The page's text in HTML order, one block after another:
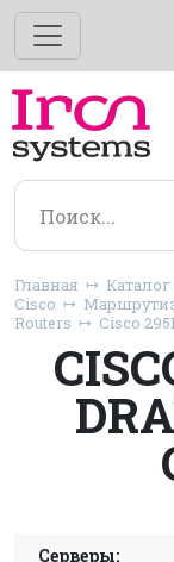
Главная Каталог
Cisco
Routers
Cisco
Серверы: